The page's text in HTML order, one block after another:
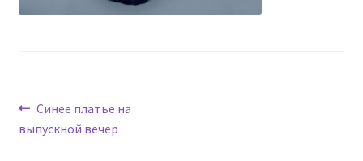
Навигация
по
Предыдущая
запись:
Синее платье на
выпускной вечер